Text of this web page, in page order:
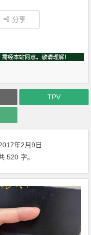
分享
TPV
年2月9日
520 字。